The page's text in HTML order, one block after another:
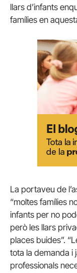
llars d’infants
famílies en
La portaveu de
“moltes famílies
infants per no
però les llars
places buides”.
tota la demanda i
professionals